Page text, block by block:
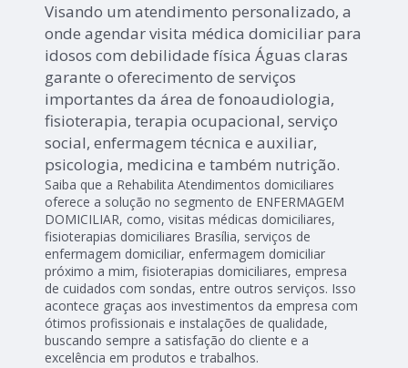
Visando um atendimento personalizado, a
onde agendar visita médica domiciliar para
idosos com debilidade física Águas claras
garante o oferecimento de serviços
importantes da área de fonoaudiologia,
fisioterapia, terapia ocupacional, serviço
social, enfermagem técnica e auxiliar,
psicologia, medicina e também nutrição.
Saiba que a Rehabilita Atendimentos domiciliares
oferece a solução no segmento de ENFERMAGEM
DOMICILIAR, como, visitas médicas domiciliares,
fisioterapias domiciliares Brasília, serviços de
enfermagem domiciliar, enfermagem domiciliar
próximo a mim, fisioterapias domiciliares, empresa
de cuidados com sondas, entre outros serviços. Isso
acontece graças aos investimentos da empresa com
ótimos profissionais e instalações de qualidade,
buscando sempre a satisfação do cliente e a
excelência em produtos e trabalhos.